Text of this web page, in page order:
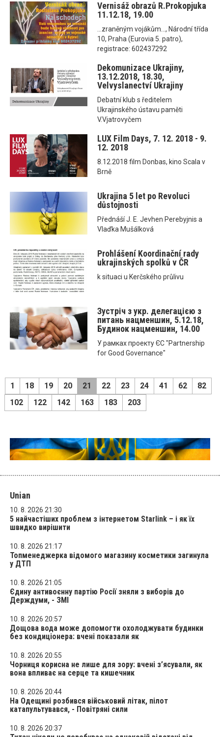
Vernisáž obrazů R.Prokopjuka
11.12.18, 19.00
...zraněným vojákům..., Národní třída
10, Praha (Eurovia 5. patro),
registrace: 602437292
Dekomunizace Ukrajiny,
13.12.2018, 18.30,
Velvyslanectví Ukrajiny
Debatní klub s ředitelem
Ukrajinského ústavu paměti
V.Vjatrovyčem
LUX Film Days, 7. 12. 2018 - 9.
12. 2018
8.12.2018 film Donbas, kino Scala v
Brně
Ukrajina 5 let po Revoluci
důstojnosti
Přednáší J. E. Jevhen Perebyjnis a
Vlaďka Mušálková
Prohlášení Koordinační rady
ukrajinských spolků v ČR
k situaci u Kerčského průlivu
Зустріч з укр. делегацією з
питань нацменшин, 5.12.18,
Будинок нацменшин, 14.00
У рамках проекту ЄС "Partnership
for Good Governance"
1 18 19 20 21 22 23 24 41 62
82
102
122 142 163 183 203
Unian
10. 8. 2026 21:30
5 найчастіших проблем з інтернетом Starlink – і як їх
швидко вирішити
10. 8. 2026 21:17
Топменеджерка відомого магазину косметики загинула
у ДТП
10. 8. 2026 21:05
Єдину антивоєнну партію Росії зняли з виборів до
Держдуми, - ЗМІ
10. 8. 2026 20:57
Дощова вода може допомогти охолоджувати будинки
без кондиціонера: вчені показали як
10. 8. 2026 20:55
Чорниця корисна не лише для зору: вчені з’ясували, як
вона впливає на серце та кишечник
10. 8. 2026 20:44
На Одещині розбився військовий літак, пілот
катапультувався, - Повітряні сили
10. 8. 2026 20:37